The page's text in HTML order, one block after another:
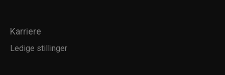
Karriere
Ledige stillinger